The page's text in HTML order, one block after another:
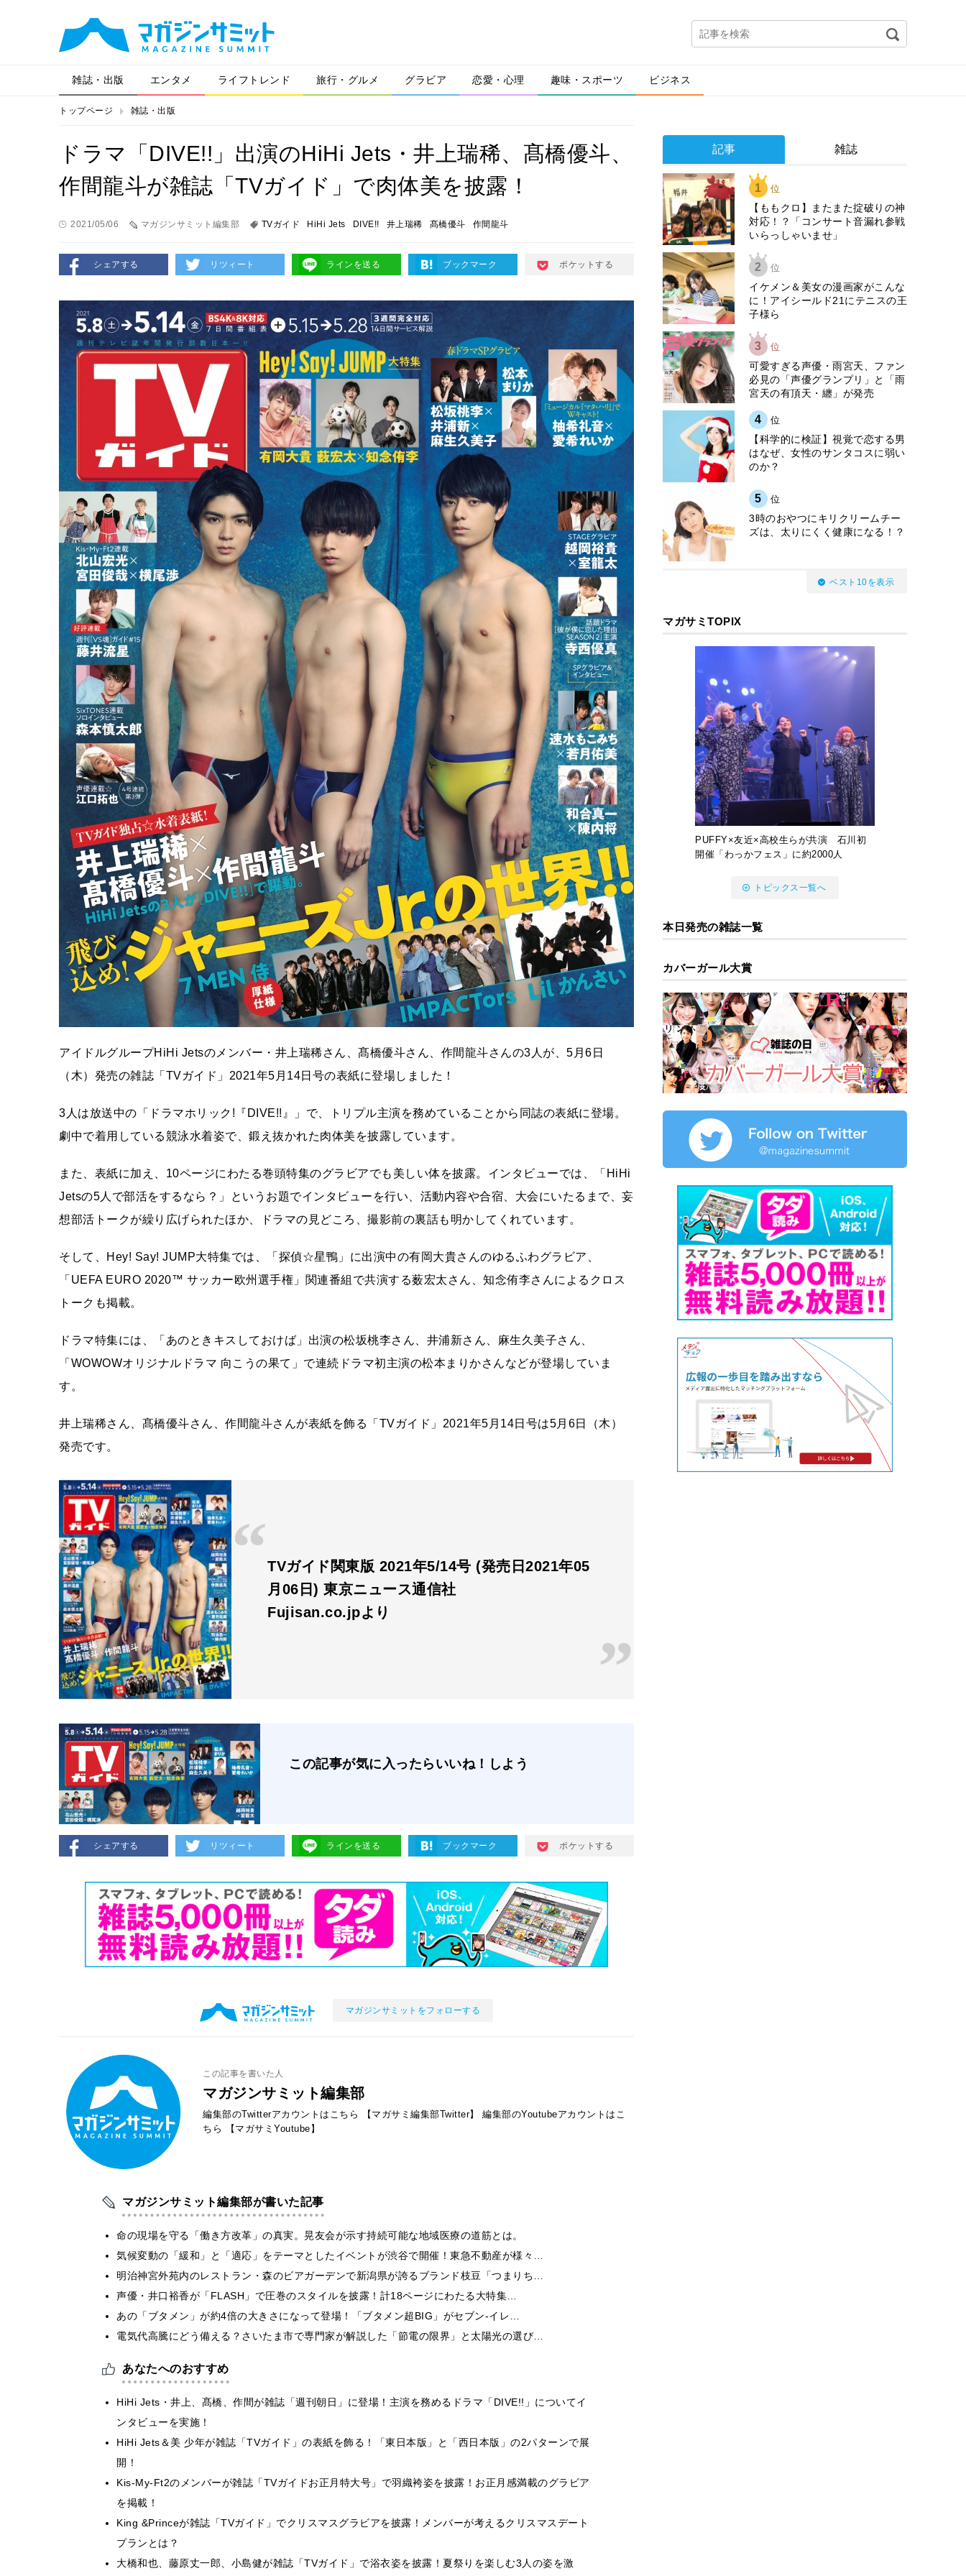
雑誌・出版 エンタメ ライフトレンド 旅行・グルメ グラビア 恋愛・心理 趣味・スポーツ ビジネス
トップページ 雑誌・出版
ドラマ「DIVE!!」出演のHiHi Jets・井上瑞稀、髙橋優斗、
作間龍斗が雑誌「TVガイド」で肉体美を披露！
2021/05/06 マガジンサミット編集部 TVガイド HiHi Jets DIVE!! 井上瑞稀 髙橋優斗 作間龍斗
シェアする リツィート ラインを送る ブックマーク ポケットする
アイドルグループHiHi Jetsのメンバー・井上瑞稀さん、髙橋優斗さん、作間龍斗さんの3人が、5月6日
（木）発売の雑誌「TVガイド」2021年5月14日号の表紙に登場しました！
3人は放送中の「ドラマホリック!『DIVE!!』」で、トリプル主演を務めていることから同誌の表紙に登場。
劇中で着用している競泳水着姿で、鍛え抜かれた肉体美を披露しています。
また、表紙に加え、10ページにわたる巻頭特集のグラビアでも美しい体を披露。インタビューでは、「HiHi
Jetsの5人で部活をするなら？」というお題でインタビューを行い、活動内容や合宿、大会にいたるまで、妄
想部活トークが繰り広げられたほか、ドラマの見どころ、撮影前の裏話も明かしてくれています。
そして、Hey! Say! JUMP大特集では、「探偵☆星鴨」に出演中の有岡大貴さんのゆるふわグラビア、
「UEFA EURO 2020™ サッカー欧州選手権」関連番組で共演する薮宏太さん、知念侑李さんによるクロス
トークも掲載。
ドラマ特集には、「あのときキスしておけば」出演の松坂桃李さん、井浦新さん、麻生久美子さん、
「WOWOWオリジナルドラマ 向こうの果て」で連続ドラマ初主演の松本まりかさんなどが登場していま
す。
井上瑞稀さん、髙橋優斗さん、作間龍斗さんが表紙を飾る「TVガイド」2021年5月14日号は5月6日（木）
発売です。
TVガイド関東版 2021年5/14号 (発売日2021年05
月06日) 東京ニュース通信社
Fujisan.co.jpより
この記事が気に入ったらいいね！しよう
シェアする リツィート ラインを送る ブックマーク ポケットする
マガジンサミットをフォローする
この記事を書いた人
マガジンサミット編集部
編集部のTwitterアカウントはこちら 【マガサミ編集部Twitter】
編集部のYoutubeアカウントはこ
ちら
【マガサミYoutube】
マガジンサミット編集部が書いた記事
​命の現場を守る「働き方改革」の真実。晃友会が示す持続可能な地域医療の道筋とは。
気候変動の「緩和」と「適応」をテーマとしたイベントが渋谷で開催！東急不動産が様々…
明治神宮外苑内のレストラン・森のビアガーデンで新潟県が誇るブランド枝豆「つまりち…
声優・井口裕香が「FLASH」で圧巻のスタイルを披露！計18ページにわたる大特集…
あの「ブタメン」が約4倍の大きさになって登場！「ブタメン超BIG」がセブン‐イレ…
電気代高騰にどう備える？さいたま市で専門家が解説した「節電の限界」と太陽光の選び…
あなたへのおすすめ
HiHi Jets・井上、髙橋、作間が雑誌「週刊朝日」に登場！主演を務めるドラマ「DIVE!!」についてイ
ンタビューを実施！
HiHi Jets＆美 少年が雑誌「TVガイド」の表紙を飾る！「東日本版」と「西日本版」の2パターンで展
開！
Kis-My-Ft2のメンバーが雑誌「TVガイドお正月特大号」で羽織袴姿を披露！お正月感満載のグラビア
を掲載！
King &Princeが雑誌「TVガイド」でクリスマスグラビアを披露！メンバーが考えるクリスマスデート
プランとは？
大橋和也、藤原丈一郎、小島健が雑誌「TVガイド」で浴衣姿を披露！夏祭りを楽しむ3人の姿を激
記事 雑誌
1 位
【ももクロ】またまた掟破りの神
対応！？「コンサート音漏れ参戦
いらっしゃいませ」
2 位
イケメン＆美女の漫画家がこんな
に！アイシールド21にテニスの王
子様ら
3 位
可愛すぎる声優・雨宮天、ファン
必見の「声優グランプリ」と「雨
宮天の有頂天・纏」が発売
4 位
【科学的に検証】視覚で恋する男
はなぜ、女性のサンタコスに弱い
のか？
5 位
3時のおやつにキリクリームチー
ズは、太りにくく健康になる！？
ベスト10を表示
マガサミTOPIX
PUFFY×友近×高校生らが共演 石川初
開催「わっかフェス」に約2000人
トピックス一覧へ
本日発売の雑誌一覧
カバーガール大賞